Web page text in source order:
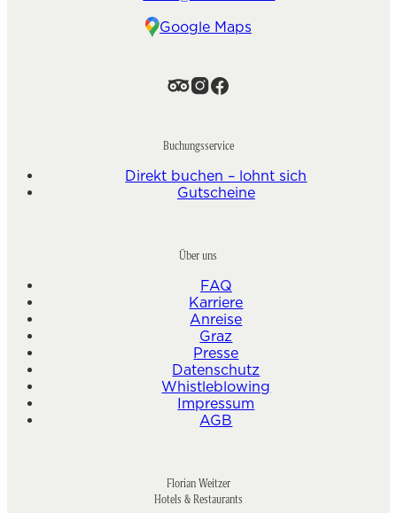
Google Maps
Buchungsservice
Direkt buchen – lohnt sich
Gutscheine
Über uns
FAQ
Karriere
Anreise
Graz
Presse
Datenschutz
Whistleblowing
Impressum
AGB
Florian Weitzer
Hotels & Restaurants